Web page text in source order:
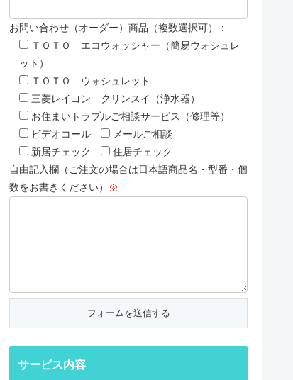
お問い合わせ（オーダー）商品（複数選択可）：
ＴＯＴＯ エコウォッシャー（簡易ウォシュレ
ット）
ＴＯＴＯ ウォシュレット
三菱レイヨン クリンスイ（浄水器）
お住まいトラブルご相談サービス（修理等）
ビデオコール
メールご相談
新居チェック
住居チェック
自由記入欄（ご注文の場合は日本語商品名・型番・個
数をお書きください）
※
サービス内容